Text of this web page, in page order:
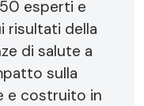
esperti e
risultati della
di salute a
sulla
e costruito in